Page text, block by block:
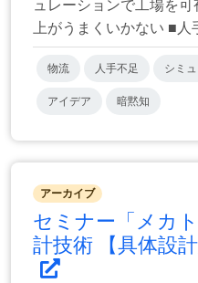
ュレーションで工場を
上がうまくいかない ■人
物流 人手不足 シミ
アイデア 暗黙知
アーカイブ
セミナー「メカ
計技術 【具体設